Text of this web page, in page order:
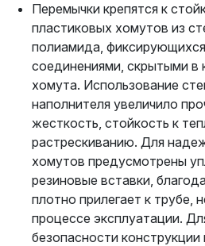
Перемычки крепятся к
пластиковых хомутов из
полиамида,
соединениями, скрытыми в
хомута. Использование
наполнителя увеличило
жесткость, стойкость к
растрескиванию. Для
хомутов предусмотрены
резиновые вставки,
плотно прилегает к трубе,
процессе эксплуатации.
безопасности